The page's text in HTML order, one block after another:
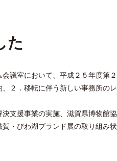
た
議室において、平成２５年度第
２．移転に伴う新しい事務所の
支援事業の実施、滋賀県博物館
・びわ湖ブランド展の取り組み状